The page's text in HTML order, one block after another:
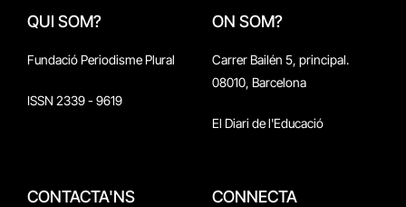
QUI SOM?
Fundació Periodisme Plural
ISSN 2339 - 9619
ON SOM?
Carrer Bailén 5, principal.
08010, Barcelona
El Diari de l'Educació
CONTACTA'NS CONNECTA